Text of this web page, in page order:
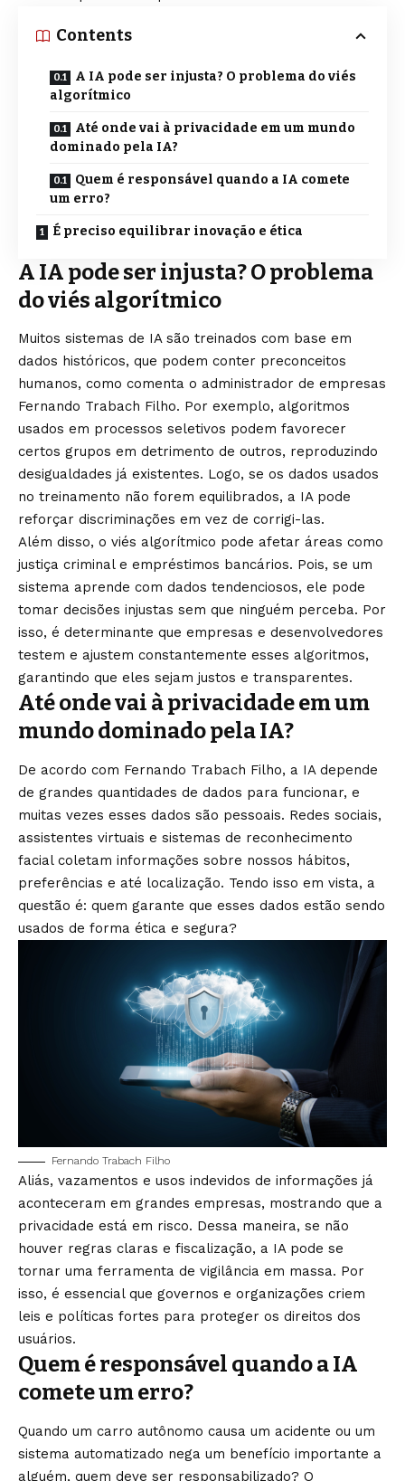
Contents
A IA pode ser injusta? O problema do viés
algorítmico
Até onde vai à privacidade em um mundo
dominado pela IA?
Quem é responsável quando a IA comete
um erro?
É preciso equilibrar inovação e ética
A IA pode ser injusta? O problema
do viés algorítmico
Muitos sistemas de IA são treinados com base em
dados históricos, que podem conter preconceitos
humanos, como comenta o administrador de empresas
Fernando Trabach Filho. Por exemplo, algoritmos
usados em processos seletivos podem favorecer
certos grupos em detrimento de outros, reproduzindo
desigualdades já existentes. Logo, se os dados usados
no treinamento não forem equilibrados, a IA pode
reforçar discriminações em vez de corrigi-las.
Além disso, o viés algorítmico pode afetar áreas como
justiça criminal e empréstimos bancários. Pois, se um
sistema aprende com dados tendenciosos, ele pode
tomar decisões injustas sem que ninguém perceba. Por
isso, é determinante que empresas e desenvolvedores
testem e ajustem constantemente esses algoritmos,
garantindo que eles sejam justos e transparentes.
Até onde vai à privacidade em um
mundo dominado pela IA?
De acordo com Fernando Trabach Filho, a IA depende
de grandes quantidades de dados para funcionar, e
muitas vezes esses dados são pessoais. Redes sociais,
assistentes virtuais e sistemas de reconhecimento
facial coletam informações sobre nossos hábitos,
preferências e até localização. Tendo isso em vista, a
questão é: quem garante que esses dados estão sendo
usados de forma ética e segura?
Fernando Trabach Filho
Aliás, vazamentos e usos indevidos de informações já
aconteceram em grandes empresas, mostrando que a
privacidade está em risco. Dessa maneira, se não
houver regras claras e fiscalização, a IA pode se
tornar uma ferramenta de vigilância em massa. Por
isso, é essencial que governos e organizações criem
leis e políticas fortes para proteger os direitos dos
usuários.
Quem é responsável quando a IA
comete um erro?
Quando um carro autônomo causa um acidente ou um
sistema automatizado nega um benefício importante a
alguém, quem deve ser responsabilizado? O